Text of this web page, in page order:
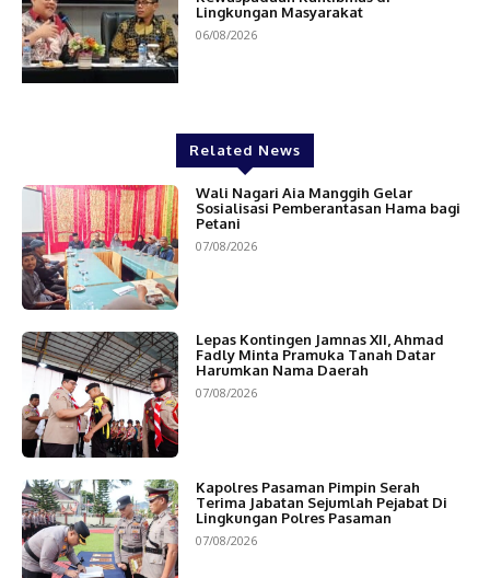
Lingkungan Masyarakat
06/08/2026
Related News
Wali Nagari Aia Manggih Gelar
Sosialisasi Pemberantasan Hama bagi
Petani
07/08/2026
Lepas Kontingen Jamnas XII, Ahmad
Fadly Minta Pramuka Tanah Datar
Harumkan Nama Daerah
07/08/2026
Kapolres Pasaman Pimpin Serah
Terima Jabatan Sejumlah Pejabat Di
Lingkungan Polres Pasaman
07/08/2026